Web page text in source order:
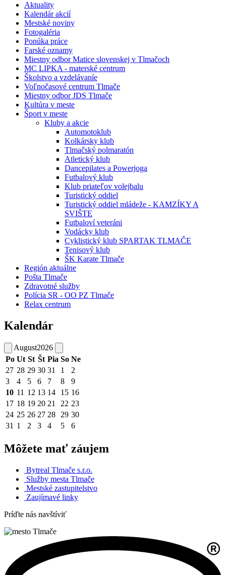
Aktuality
Kalendár akcií
Mestské noviny
Fotogaléria
Ponúka práce
Farské oznamy
Miestny odbor Matice slovenskej v Tlmačoch
MC LIPKA - materské centrum
Školstvo a vzdelávaníe
Voľnočasové centrum Tlmače
Miestny odbor JDS Tlmače
Kultúra v meste
Šport v meste
Kluby a akcie
Automotoklub
Kolkársky klub
Tlmačský polmaratón
Atletický klub
Dancepilates a Powerjoga
Futbalový klub
Klub priateľov volejbalu
Turistický oddiel
Turistický oddiel mládeže - KAMZÍKY A
SVIŠTE
Futbaloví veteráni
Vodácky klub
Cyklistický klub SPARTAK TLMAČE
Tenisový klub
ŠK Karate Tlmače
Región aktuálne
Pošta Tlmače
Zdravotné služby
Polícia SR - OO PZ Tlmače
Relax centrum
Kalendár
August2026
Po Ut St Št Pia So Ne
27 28 29 30 31 1
2
3
4 5 6 7 8
9
10 11 12 13 14 15 16
17 18 19 20 21 22 23
24 25 26 27 28 29 30
31 1 2 3 4 5 6
Môžete mať záujem
Bytreal Tlmače s.r.o.
Služby mesta Tlmače
Mestské zastupitelstvo
Zaujímavé linky
Príďte nás navštíviť